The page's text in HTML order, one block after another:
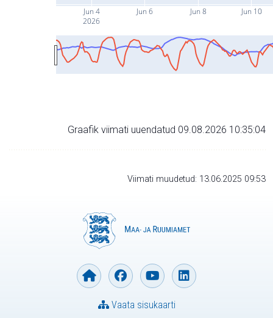
Jun 4
2026
Jun 6 Jun 8 Jun 10
Graafik viimati uuendatud 09.08.2026 10:35:04
Viimati muudetud: 13.06.2025 09:53
Vaata sisukaarti